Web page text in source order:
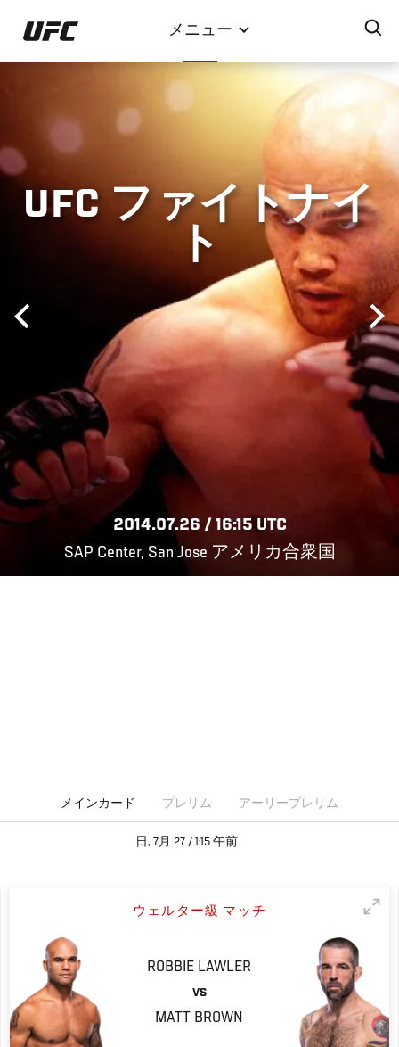
イ
ン
ン
ツ
メニュー
UFC ファイトナイ
ト
2014.07.26 / 16:15 UTC
SAP Center, San Jose アメリカ合衆国
メインカード プレリム アーリープレリム
日, 7月 27 / 1:15 午前
ウェルター級 マッチ
ROBBIE LAWLER
VS
MATT BROWN